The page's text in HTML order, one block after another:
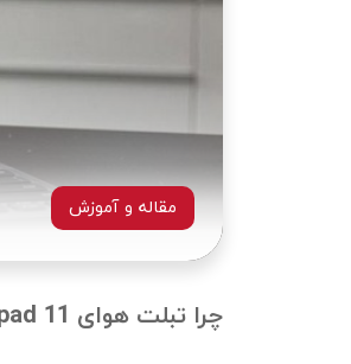
مقاله و آموزش
چرا تبلت هوای Matepad 11 بهترین تبلت سال 2021 است؟